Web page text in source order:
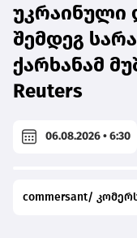
უკრაინული
შემდეგ
ქარხანამ
Reuters
06.08.2026 • 6:30
commersant/